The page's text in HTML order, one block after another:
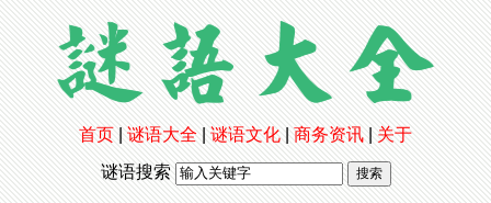
首页 谜语大全 谜语文化 商务资讯
关于
谜语搜索